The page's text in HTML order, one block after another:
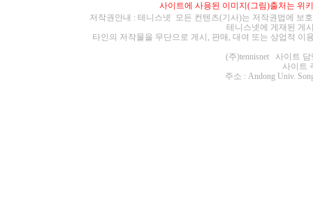
사이트에 사용된 이미지(그림)출처는 위
저작권안내 : 테니스넷 모든 컨텐츠(기사)는 저작권법에 보
테니스넷에 게재된 게
타인의 저작물을 무단으로 게시, 판매, 대여 또는 상업적
(주)tennisnet 사이트
사이트
주소 : Andong Univ.